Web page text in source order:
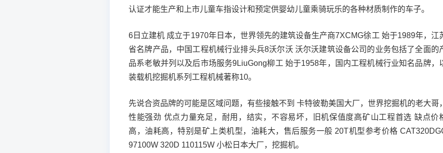
认证才能生产和上市儿童车指设计和预定供婴幼儿童乘骑玩乐的各种材质制作的车子。
6日立建机 成立于1970年日本，世界领先的建筑设备生产商7XCMG徐工 始于1989年，江
省名牌产品，中国工程机械行业排头兵8沃尔沃 沃尔沃建筑设备公司的业务包括了全面的
品系老敏并列以及后市场服务9LiuGong柳工 始于1958年，国内工程机械行业知名品牌，
装载机挖掘机系列工程机械著称10。
先说合资品牌的可能是区域问题，有些接触不到 卡特彼勒美国大厂，世界挖掘机的老大哥，
性能强劲 优点力量充足，耐用，结实，不容易坏，旧机保值度高矿山工程首选 缺点价
高，油耗高，特别是矿上类机型，油耗大，售后服务一般 20T机型参考价格
97100W 320D 110115W 小松日本大厂，挖掘机。